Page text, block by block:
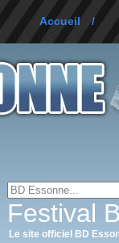
Accueil /
Festival
Le site officiel BD